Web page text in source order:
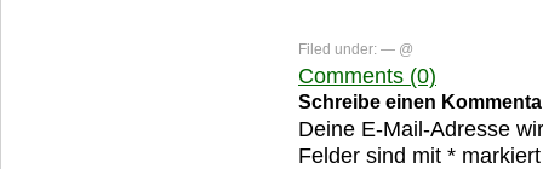
Filed under: — @
Comments (0)
Schreibe einen
Deine E-Mail-Adresse
Felder sind mit * markiert